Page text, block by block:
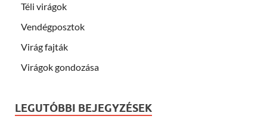
Téli virágok
Vendégposztok
Virág fajták
Virágok gondozása
LEGUTÓBBI BEJEGYZÉSEK